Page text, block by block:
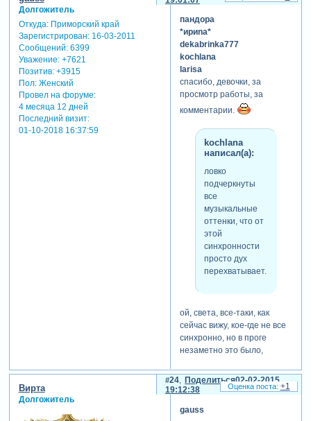
Долгожитель
Откуда:Приморский край
Зарегистрирован: 16-03-2011
Сообщений:6399
Уважение: +7621
Позитив: +3915
Пол:Женский
Провел на форуме:
4 месяца 12 дней
Последний визит:
01-10-2018 16:37:59
пандора
*ириnа*
dekabrinka777
kochlana
larisa
спасибо, девочки, за
просмотр работы, за
комментарии.
kochlana
написал(а):
ловко
подчеркнуты
все
музыкальные
оттенки, что от
этой
синхронности
просто дух
перехватывает.
ой, света, все-таки, как
сейчас вижу, кое-где не все
синхронно, но в проге
незаметно это было,
тютельку, а вот
.
очень приятно, очень рада,
вам. не хотела забивать ее
Поделиться
24
02-02-2015
19:12:38
Вирта
Долгожитель
gauss
+1